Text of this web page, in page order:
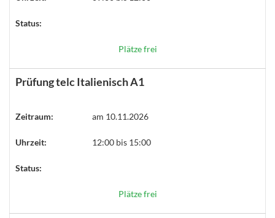
Status:
Plätze frei
Prüfung telc Italienisch A1
Zeitraum: am 10.11.2026
Uhrzeit: 12:00 bis 15:00
Status:
Plätze frei